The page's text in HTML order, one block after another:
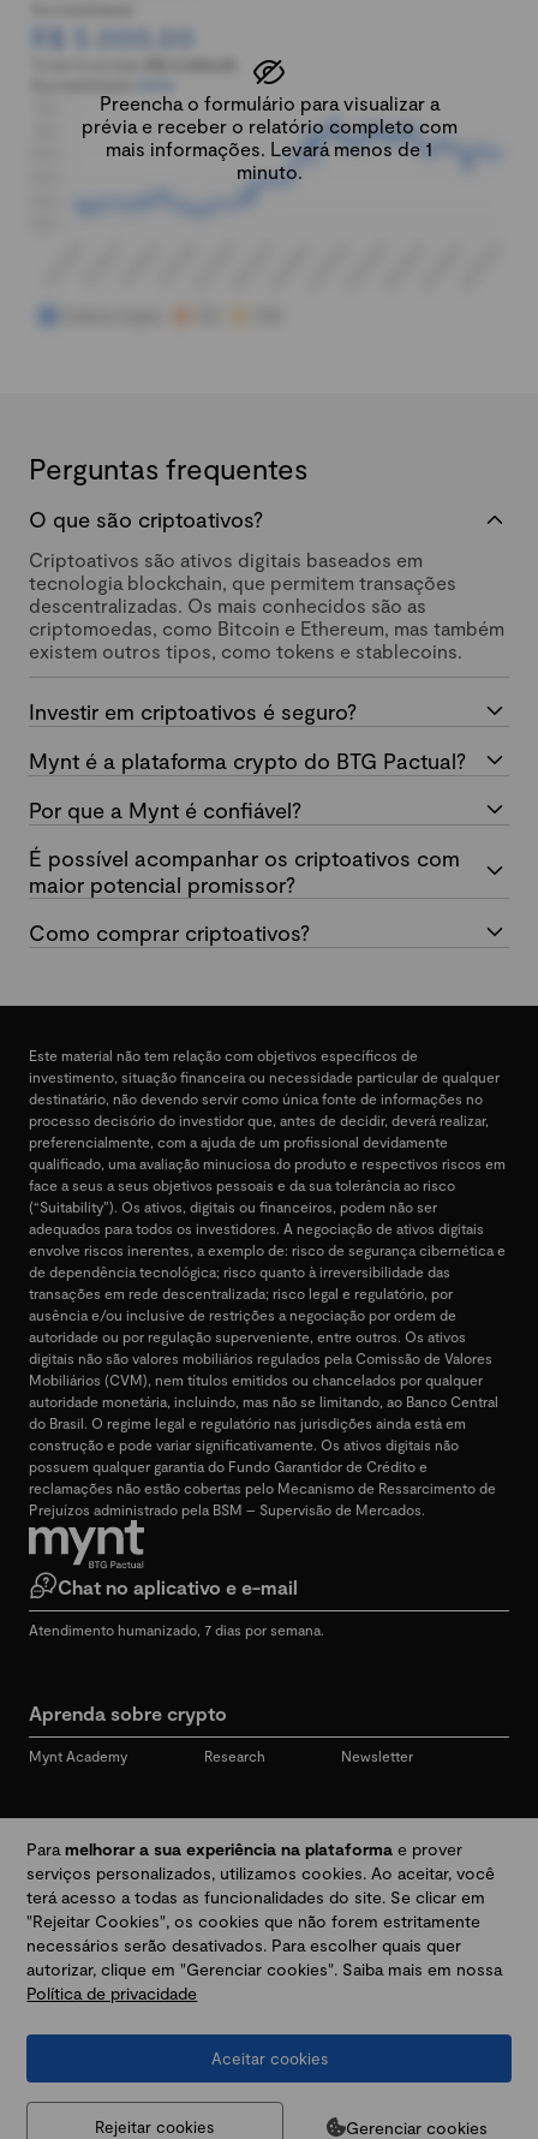
Preencha o formulário para visualizar a
prévia e receber o relatório completo com
mais informações. Levará menos de 1
minuto.
R$ 5.000,00
Perguntas frequentes
O que são criptoativos?
Criptoativos são ativos digitais baseados em
tecnologia blockchain, que permitem transações
descentralizadas. Os mais conhecidos são as
criptomoedas, como Bitcoin e Ethereum, mas também
existem outros tipos, como tokens e stablecoins.
Investir em criptoativos é seguro?
Mynt é a plataforma crypto do BTG Pactual?
Por que a Mynt é confiável?
É possível acompanhar os criptoativos com
maior potencial promissor?
Como comprar criptoativos?
Este material não tem relação com objetivos específicos de
investimento, situação financeira ou necessidade particular de qualquer
destinatário, não devendo servir como única fonte de informações no
processo decisório do investidor que, antes de decidir, deverá realizar,
preferencialmente, com a ajuda de um profissional devidamente
qualificado, uma avaliação minuciosa do produto e respectivos riscos em
face a seus a seus objetivos pessoais e da sua tolerância ao risco
(“Suitability”). Os ativos, digitais ou financeiros, podem não ser
adequados para todos os investidores. A negociação de ativos digitais
envolve riscos inerentes, a exemplo de: risco de segurança cibernética e
de dependência tecnológica; risco quanto à irreversibilidade das
transações em rede descentralizada; risco legal e regulatório, por
ausência e/ou inclusive de restrições a negociação por ordem de
autoridade ou por regulação superveniente, entre outros. Os ativos
digitais não são valores mobiliários regulados pela Comissão de Valores
Mobiliários (CVM), nem títulos emitidos ou chancelados por qualquer
autoridade monetária, incluindo, mas não se limitando, ao Banco Central
do Brasil. O regime legal e regulatório nas jurisdições ainda está em
construção e pode variar significativamente. Os ativos digitais não
possuem qualquer garantia do Fundo Garantidor de Crédito e
reclamações não estão cobertas pelo Mecanismo de Ressarcimento de
Prejuízos administrado pela BSM – Supervisão de Mercados.
Aprenda sobre crypto
Mynt Academy Research Newsletter
Chat no aplicativo e e-mail
Atendimento humanizado, 7 dias por semana.
Redes sociais
Desbloqueie seu mundo crypto
Av. Brigadeiro Faria Lima, 3447, 9 andar - sala 11 - Itaim Bibi - São Paulo, SP, 04538-133,
Prevenção a golpes e fraudes|Regulamentos
Paramelhorar a sua experiência na plataforma e prover
serviços personalizados, utilizamos cookies. Ao aceitar, você
terá acesso a todas as funcionalidades do site. Se clicar em
"Rejeitar Cookies", os cookies que não forem estritamente
necessários serão desativados. Para escolher quais quer
autorizar, clique em "Gerenciar cookies". Saiba mais em nossa
Política de privacidade
Gerenciar cookies
Aceitar cookies
Rejeitar cookies